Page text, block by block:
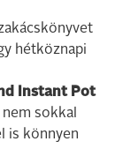
hétköznapi
Instant Pot
sokkal
is könnyen